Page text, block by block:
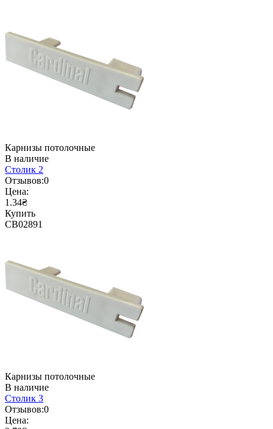
Карнизы потолочные
В наличие
Столик 2
Отзывов:0
Цена:
1.34₴
Купить
CB02891
Карнизы потолочные
В наличие
Столик 3
Отзывов:0
Цена: